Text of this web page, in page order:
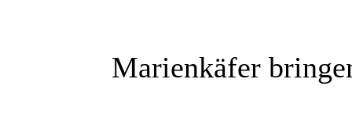
Marienkäfer